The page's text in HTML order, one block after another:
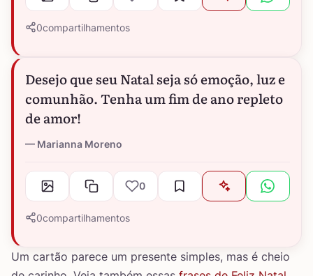
0compartilhamentos
Desejo que seu Natal seja só emoção, luz e
comunhão. Tenha um fim de ano repleto
de amor!
Marianna Moreno
0
0compartilhamentos
Um cartão parece um presente simples, mas é cheio